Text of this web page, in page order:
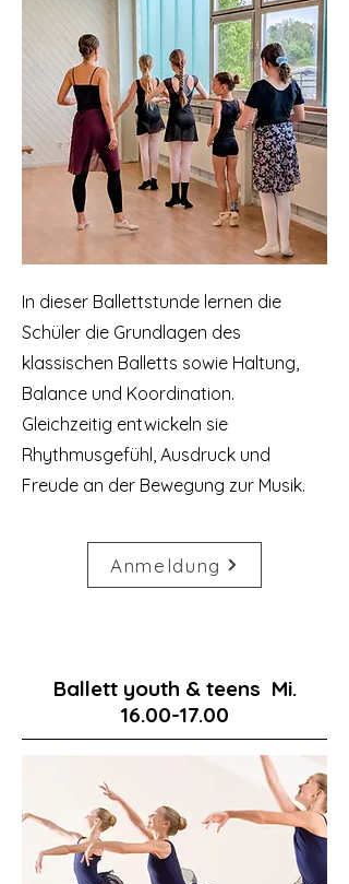
In dieser Ballettstunde lernen die
Schüler die Grundlagen des
klassischen Balletts sowie Haltung,
Balance und Koordination.
Gleichzeitig entwickeln sie
Rhythmusgefühl, Ausdruck und
Freude an der Bewegung zur Musik.
Anmeldung
Ballett youth & teens Mi.
16.00-17.00